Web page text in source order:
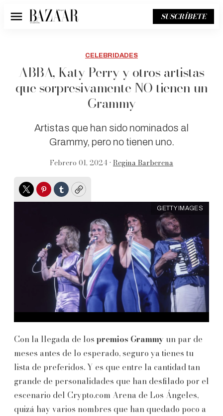
Menú SUSCRÍBETE
CELEBRIDADES
ABBA, Katy Perry y otros artistas
que sorpresivamente NO tienen un
Grammy
Artistas que han sido nominados al
Grammy, pero no tienen uno.
Febrero 01, 2024 • Regina Barberena
TwitterPinterest
TumblrCopy
GETTY IMAGES
Con la llegada de los premios Grammy un par de
meses antes de lo esperado, seguro ya tienes tu
lista de preferidos. Y es que entre la cantidad tan
grande de personalidades que han desfilado por el
escenario del Crypto.com Arena de Los Ángeles,
quizá hay varios nombres que han quedado poco a